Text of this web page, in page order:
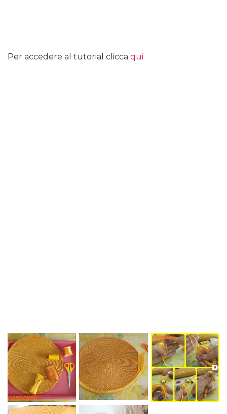
Per accedere al tutorial clicca qui